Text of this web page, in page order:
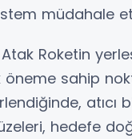
müdahale
Atak Roketin
öneme sahip
atıcı
hedefe